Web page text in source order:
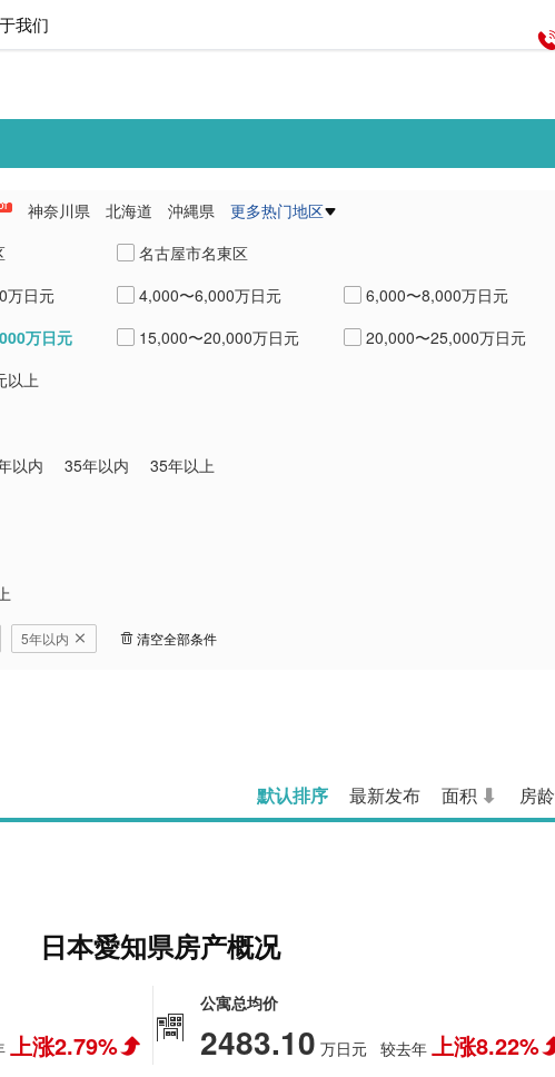
我们
神奈川県 北海道 沖縄県
更多热门地区
熊本県 名古屋市名東区
万日元 4,000〜6,000万日元
6,000〜8,000万日元
万日元 15,000〜20,000万日元
20,000〜25,000万日元
以上
以内 35年以内
35年以上
5年以内 清空全部条件
默认排序 最新发布 面积 房龄
日本愛知県房产概况
上涨2.79%
公寓总均价
2483.10 万日元 较去年 上涨8.22%